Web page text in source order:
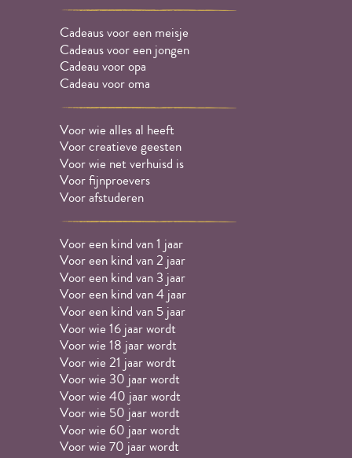
Cadeaus voor een meisje
Cadeaus voor een jongen
Cadeau voor opa
Cadeau voor oma
Voor wie alles al heeft
Voor creatieve geesten
Voor wie net verhuisd is
Voor fijnproevers
Voor afstuderen
Voor een kind van 1 jaar
Voor een kind van 2 jaar
Voor een kind van 3 jaar
Voor een kind van 4 jaar
Voor een kind van 5 jaar
Voor wie 16 jaar wordt
Voor wie 18 jaar wordt
Voor wie 21 jaar wordt
Voor wie 30 jaar wordt
Voor wie 40 jaar wordt
Voor wie 50 jaar wordt
Voor wie 60 jaar wordt
Voor wie 70 jaar wordt